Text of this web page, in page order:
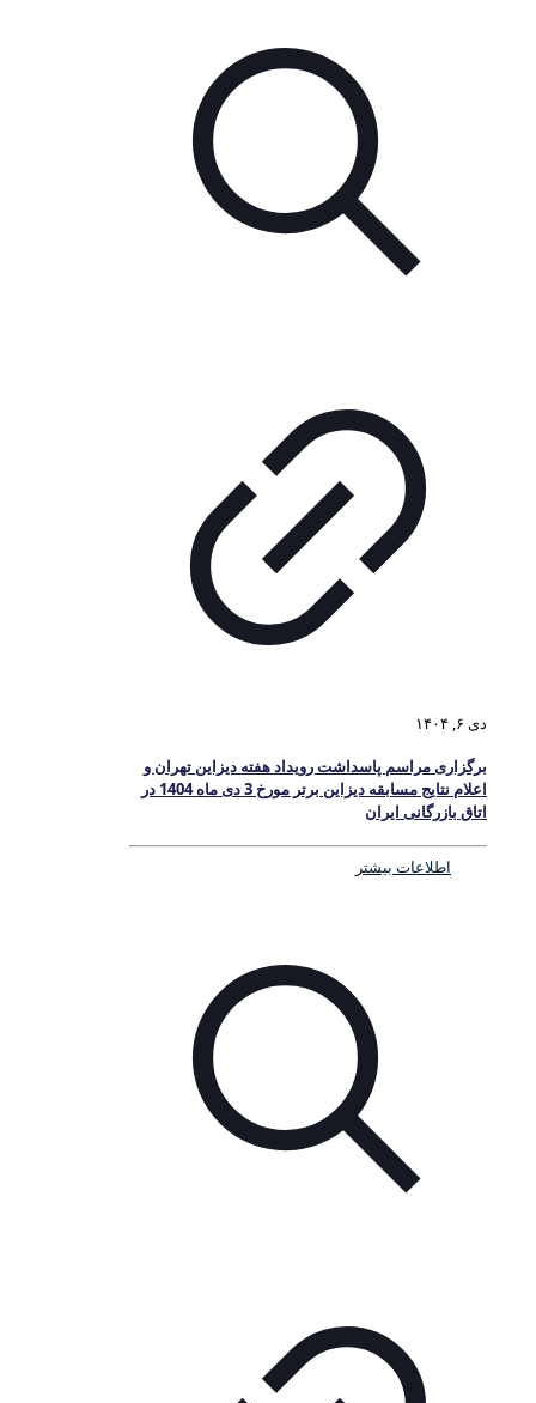
دی ۶, ۱۴۰۴
برگزاری مراسم پاسداشت رویداد هفته دیزاین تهران و
اعلام نتایج مسابقه دیزاین برتر مورخ 3 دی ماه 1404 در
اتاق بازرگانی ایران
اطلاعات بیشتر